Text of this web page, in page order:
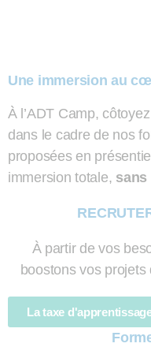
Une immersion au
À l’ADT Camp,
dans le cadre de nos
proposées en
immersion totale, sans
À partir de vos
boostons vos
La taxe